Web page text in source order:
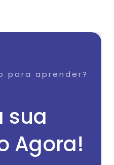
para aprender?
sua
Agora!